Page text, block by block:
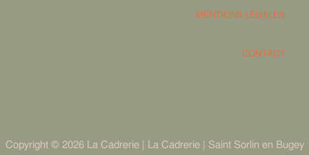
MENTIONS LÉGALES
CONTACT
Copyright © 2026 La Cadrerie | La Cadrerie | Saint Sorlin en Bugey